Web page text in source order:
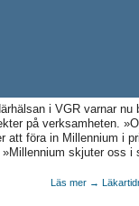
i VGR varnar nu
på verksamheten.
att föra in Millennium i
skjuter oss i
Läs mer →